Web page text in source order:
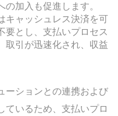
加入も促進します。
キャッシュレス決済を可
要とし、支払いプロセス
取引が迅速化され、収益
ーションとの連携および
ているため、支払いプロ